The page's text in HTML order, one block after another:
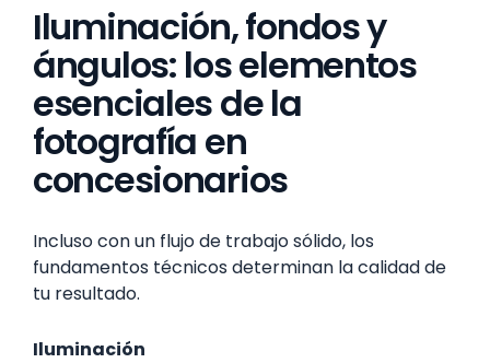
Iluminación, fondos y
ángulos: los elementos
esenciales de la
fotografía en
concesionarios
Incluso con un flujo de trabajo sólido, los
fundamentos técnicos determinan la calidad de
tu resultado.
Iluminación